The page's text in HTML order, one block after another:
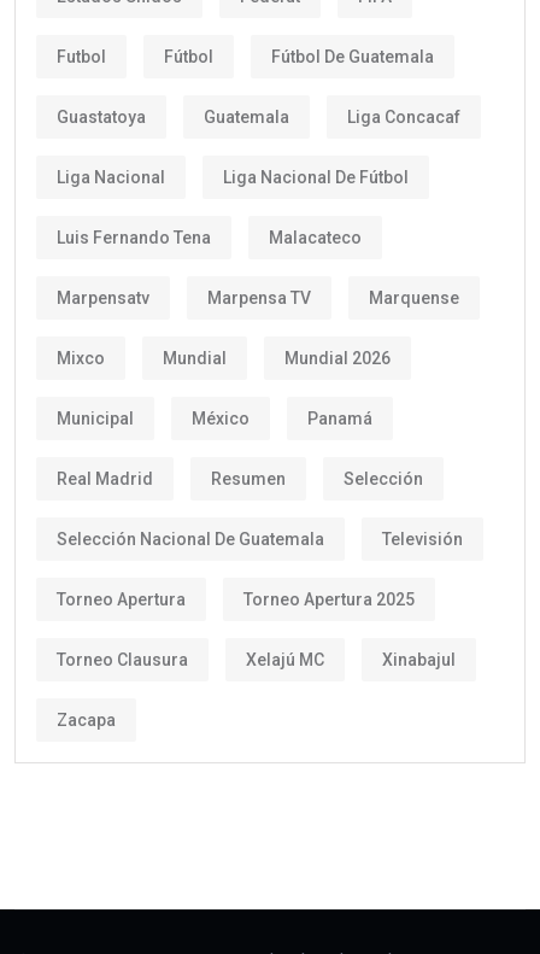
Futbol Fútbol Fútbol De Guatemala
Guastatoya Guatemala Liga Concacaf
Liga Nacional Liga Nacional De Fútbol
Luis Fernando Tena Malacateco
Marpensatv Marpensa TV Marquense
Mixco Mundial Mundial 2026
Municipal México Panamá
Real Madrid Resumen Selección
Selección Nacional De Guatemala Televisión
Torneo Apertura Torneo Apertura 2025
Torneo Clausura Xelajú MC Xinabajul
Zacapa